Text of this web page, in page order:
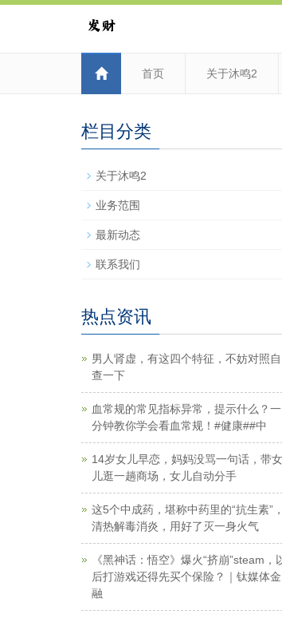
首页 关于沐鸣2
栏目分类
关于沐鸣2
业务范围
最新动态
联系我们
热点资讯
男人肾虚，有这四个特征，不妨对照自
查一下
血常规的常见指标异常，提示什么？一
分钟教你学会看血常规！#健康##中
14岁女儿早恋，妈妈没骂一句话，带女
儿逛一趟商场，女儿自动分手
这5个中成药，堪称中药里的“抗生素”，
清热解毒消炎，用好了灭一身火气
《黑神话：悟空》爆火“挤崩”steam，
后打游戏还得先买个保险？｜钛媒体金
融